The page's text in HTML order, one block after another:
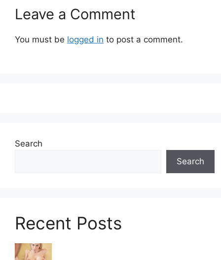
Leave a Comment
You must be logged in to post a comment.
Search
Search
Recent Posts